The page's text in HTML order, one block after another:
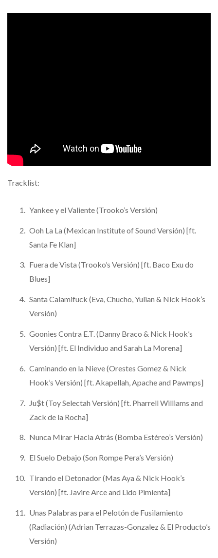
Tracklist:
Yankee y el Valiente (Trooko’s Versión)
Ooh La La (Mexican Institute of Sound Versión) [ft.
Santa Fe Klan]
Fuera de Vista (Trooko’s Versión) [ft. Baco Exu do
Blues]
Santa Calamifuck (Eva, Chucho, Yulian & Nick Hook’s
Versión)
Goonies Contra E.T. (Danny Braco & Nick Hook’s
Versión) [ft. El Individuo and Sarah La Morena]
Caminando en la Nieve (Orestes Gomez & Nick
Hook’s Versión) [ft. Akapellah, Apache and Pawmps]
Ju$t (Toy Selectah Versión) [ft. Pharrell Williams and
Zack de la Rocha]
Nunca Mirar Hacia Atrás (Bomba Estéreo’s Versión)
El Suelo Debajo (Son Rompe Pera’s Versión)
Tirando el Detonador (Mas Aya & Nick Hook’s
Versión) [ft. Javire Arce and Lido Pimienta]
Unas Palabras para el Pelotón de Fusilamiento
(Radiación) (Adrian Terrazas-Gonzalez & El Producto’s
Versión)